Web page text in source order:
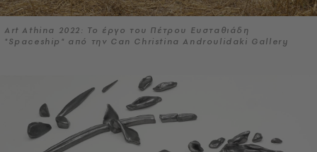
Art Athina 2022: Το έργο του Πέτρου Ευσταθιάδη
"Spaceship" από την Can Christina Androulidaki Gallery